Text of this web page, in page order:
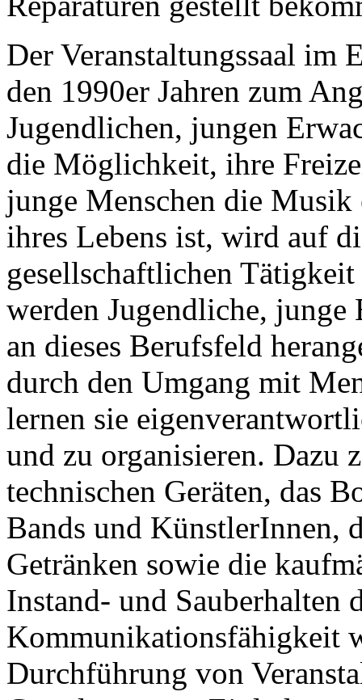
Der Veranstaltungssaal im
den 1990er Jahren zum
Jugendlichen, jungen
die Möglichkeit, ihre
junge Menschen die
ihres Lebens ist, wird auf
gesellschaftlichen
werden Jugendliche, junge
an dieses Berufsfeld
durch den Umgang mit
lernen sie
und zu organisieren. Dazu
technischen Geräten, das
Bands und KünstlerInnen,
Getränken sowie die
Instand- und Sauberhalten
Kommunikationsfähigkeit
Durchführung von